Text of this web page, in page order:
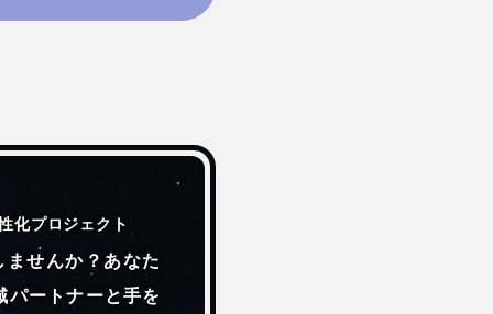
化プロジェクト
せんか？あなた
パートナーと手を